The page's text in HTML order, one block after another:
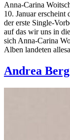
Anna-Carina
10. Januar
der erste Single-
auf das wir uns in
sich Anna-Carina
Alben landeten
Andrea